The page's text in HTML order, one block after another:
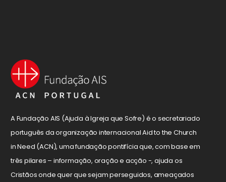
A Fundação AIS (Ajuda à Igreja que Sofre) é o secretariado
português da organização internacional Aid to the Church
in Need (ACN), uma fundação pontifícia que, com base em
três pilares – informação, oração e acção -, ajuda os
Cristãos onde quer que sejam perseguidos, ameaçados